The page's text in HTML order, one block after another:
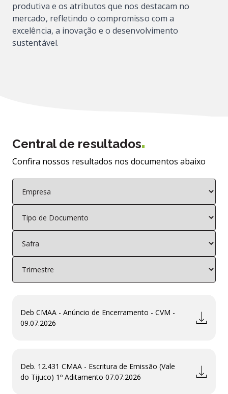
produtiva e os atributos que nos destacam no
mercado, refletindo o compromisso com a
excelência, a inovação e o desenvolvimento
sustentável.
Central de resultados
Confira nossos resultados nos documentos abaixo
Deb CMAA - Anúncio de Encerramento - CVM -
09.07.2026
Deb. 12.431 CMAA - Escritura de Emissão (Vale
do Tijuco) 1º Aditamento 07.07.2026